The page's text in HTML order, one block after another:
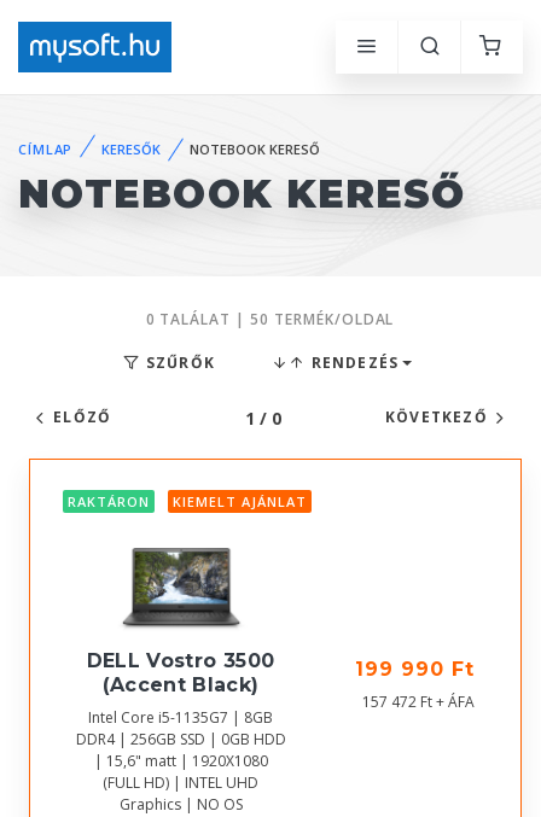
CÍMLAP KERESŐK NOTEBOOK KERESŐ
NOTEBOOK KERESŐ
0 TALÁLAT | 50 TERMÉK/OLDAL
SZŰRŐK RENDEZÉS
ELŐZŐ 1 / 0 KÖVETKEZŐ
RAKTÁRON KIEMELT AJÁNLAT
DELL Vostro 3500
(Accent Black)
Intel Core i5-1135G7 | 8GB
DDR4 | 256GB SSD | 0GB HDD
| 15,6" matt | 1920X1080
(FULL HD) | INTEL UHD
Graphics | NO OS
199 990 Ft
157 472 Ft + ÁFA